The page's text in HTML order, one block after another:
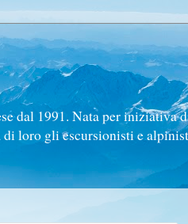
dal 1991. Nata per
loro gli escursionisti e